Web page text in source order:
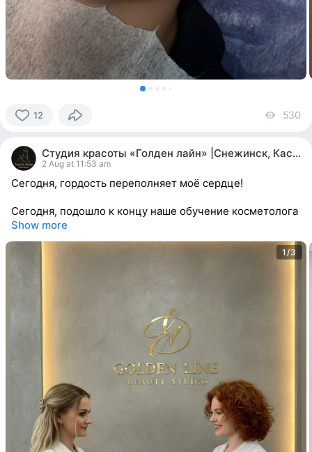
12
people
reacted
530
Студия красоты «Голден лайн» |Снежинск, Касли
2 Aug at 11:53 am
Сегодня, гордость переполняет моё сердце!
Сегодня, подошло к концу наше обучение косметолога
Show more
1/3